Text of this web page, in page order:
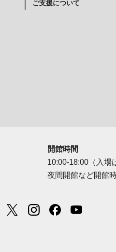
ご支援について
開館時間
10:00-18:00（入場
夜間開館など開館